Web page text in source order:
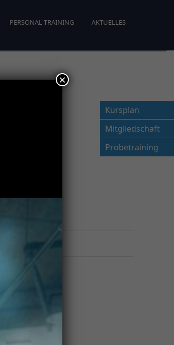
Kursplan
Mitgliedschaft
Probetraining
PERSONAL TRAINING AKTUELLES
×